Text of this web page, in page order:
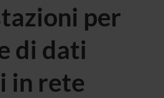
per
di dati
in rete